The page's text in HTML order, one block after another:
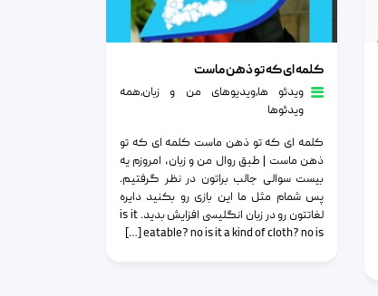
کلمه ای که تو ذهن ماست
ویدئو ها٫ویدیوهای من و زبان٫همه
ویدئوها
کلمه ای که تو ذهن ماست کلمه ای که تو
ذهن ماست |‎ ‎طبق روال من و زبان، امروزم یه
بیست سوالی جالب براتون در نظر گرفتیم.
پس شمام مثل ما این بازی رو بکنید دایره
لغاتتون رو در زبان انگلیسی افزایش بدید. is it
eatable? no is it a kind of cloth? no is […]